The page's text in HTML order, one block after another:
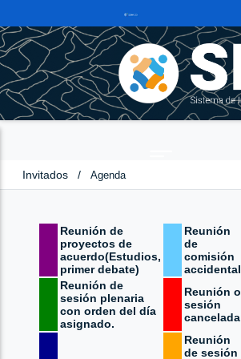
Invitados / Agenda
Reunión de
proyectos de
acuerdo(Estudios,
primer debate)
Reunión
de
comisión
accidental
Reunión de
sesión plenaria
con orden del día
asignado.
Reunión o
sesión
cancelada
Reunión
de sesión